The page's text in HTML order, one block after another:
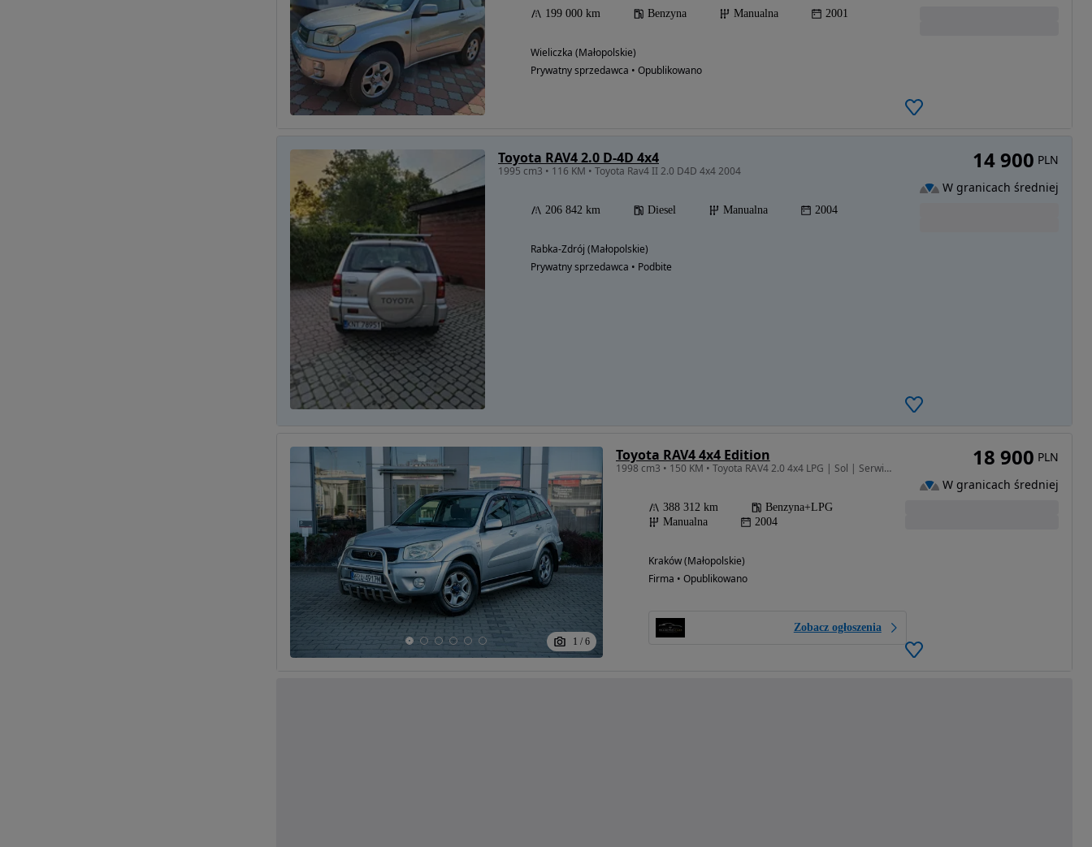
199 000 km Benzyna Manualna 2001
Wieliczka (Małopolskie)
Prywatny sprzedawca • Opublikowano
Toyota RAV4 2.0 D-4D 4x4
1995 cm3 • 116 KM • Toyota Rav4 II 2.0 D4D 4x4 2004
206 842 km Diesel Manualna 2004
Rabka-Zdrój (Małopolskie)
Prywatny sprzedawca • Podbite
14 900 PLN
W granicach średniej
1 / 6
Toyota RAV4 4x4 Edition
1998 cm3 • 150 KM • Toyota RAV4 2.0 4x4 LPG | Sol | Serwisowana | Bezwypadkowa
388 312 km
Benzyna+LPG
Manualna
2004
Kraków (Małopolskie)
Firma • Opublikowano
Zobacz ogłoszenia
18 900 PLN
W granicach średniej